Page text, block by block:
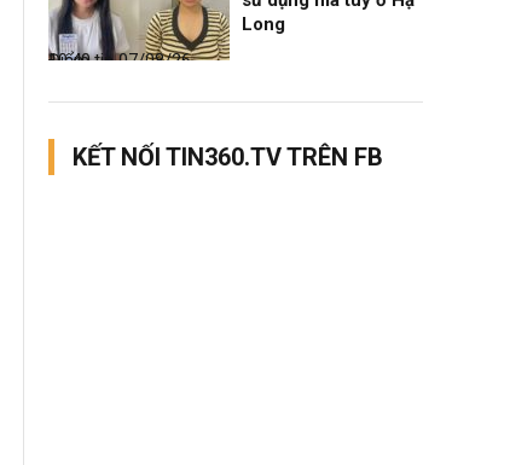
Điểm tin
07/08/26, 10:40
Long
KẾT NỐI TIN360.TV TRÊN FB